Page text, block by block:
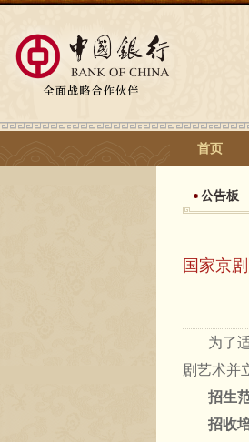
首页
公告板
国家京
为了
剧艺术并
招生
招收